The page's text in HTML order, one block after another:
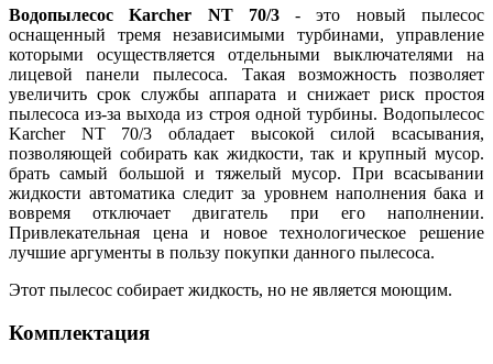
Водопылесос Karcher NT 70/3- это новый пылесос
оснащенный тремя независимыми турбинами, управление
которыми осуществляется отдельными выключателями на
лицевой панели пылесоса. Такая возможность позволяет
увеличить срок службы аппарата и снижает риск простоя
пылесоса из-за выхода из строя одной турбины. Водопылесос
Karcher NT 70/3 обладает высокой силой всасывания,
позволяющей собирать как жидкости, так и крупный мусор.
брать самый большой и тяжелый мусор. При всасывании
жидкости автоматика следит за уровнем наполнения бака и
вовремя отключает двигатель при его наполнении.
Привлекательная цена и новое технологическое решение
лучшие аргументы в пользу покупки данного пылесоса.
Этот пылесос собирает жидкость, но не является моющим.
Комплектация